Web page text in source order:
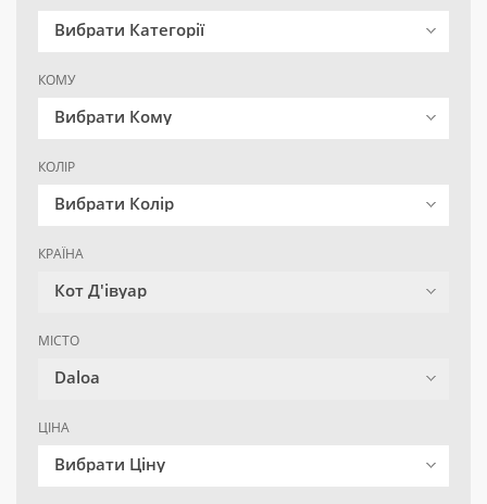
Вибрати Категорії
КОМУ
Вибрати Кому
КОЛІР
Вибрати Колір
КРАЇНА
Кот Д'івуар
МІСТО
Daloa
ЦІНА
Вибрати Ціну